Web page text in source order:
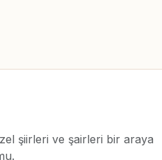
şiirleri ve şairleri bir araya